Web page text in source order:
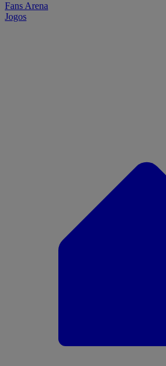
Fans Arena
Jogos